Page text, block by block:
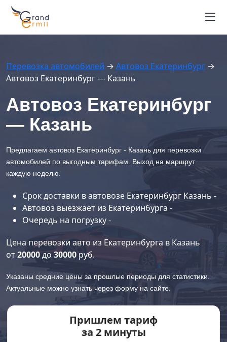
Маршруты автовозов
Контакты
Вопрос-ответ
+7 964 451-26-94
г. Владивосток
Отследить автовоз
Перевозка автомобилей → Автовоз Екатеринбург →
Автовоз Екатеринбург — Казань
Автовоз Екатеринбург
— Казань
Предлагаем автовоз Екатеринбург - Казань для перевозки
автомобилей по выгодным тарифам. Выход на маршрут
каждую неделю.
Срок доставки в автовозе Екатеринбург Казань -
Автовоз выезжает из Екатеринбурга -
Очередь на погрузку -
Цена перевозки авто из Екатеринбурга в Казань
от20000до30000 руб.
Указаны средние цены за прошлые периоды для статистики.
Актуальные можно узнать через форму на сайте.
Пришлем тариф
за 2 минуты